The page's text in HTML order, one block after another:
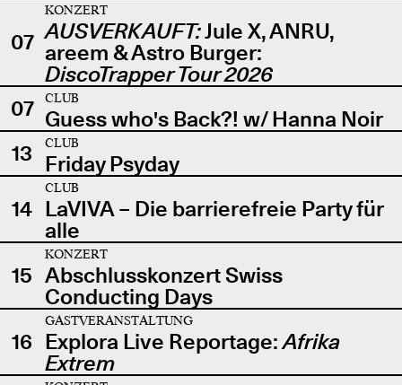
07
KONZERT
AUSVERKAUFT:Jule X, ANRU,
areem & Astro Burger:
DiscoTrapper Tour 2026
07
CLUB
Guess who's Back?! w/ Hanna Noir
13
CLUB
Friday Psyday
14
CLUB
LaVIVA – Die barrierefreie Party für
alle
15
KONZERT
Abschlusskonzert Swiss
Conducting Days
16
GASTVERANSTALTUNG
Explora Live Reportage:Afrika
Extrem